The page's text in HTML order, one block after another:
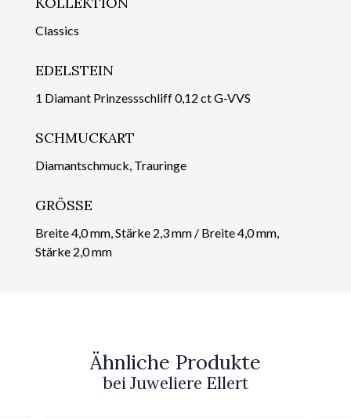
Classics
EDELSTEIN
1 Diamant Prinzessschliff 0,12 ct G-VVS
SCHMUCKART
Diamantschmuck, Trauringe
GRÖSSE
Breite 4,0 mm, Stärke 2,3 mm / Breite 4,0 mm,
Stärke 2,0 mm
Ähnliche Produkte
bei Juweliere Ellert